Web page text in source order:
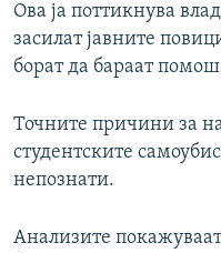
Ова ја поттикнува
засилат јавните
борат да бараат
Точните причини за
студентските
непознати.
Анализите